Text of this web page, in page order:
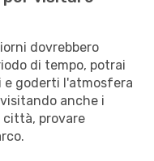
dovrebbero
di tempo, potrai
e goderti l'atmosfera
anche i
provare